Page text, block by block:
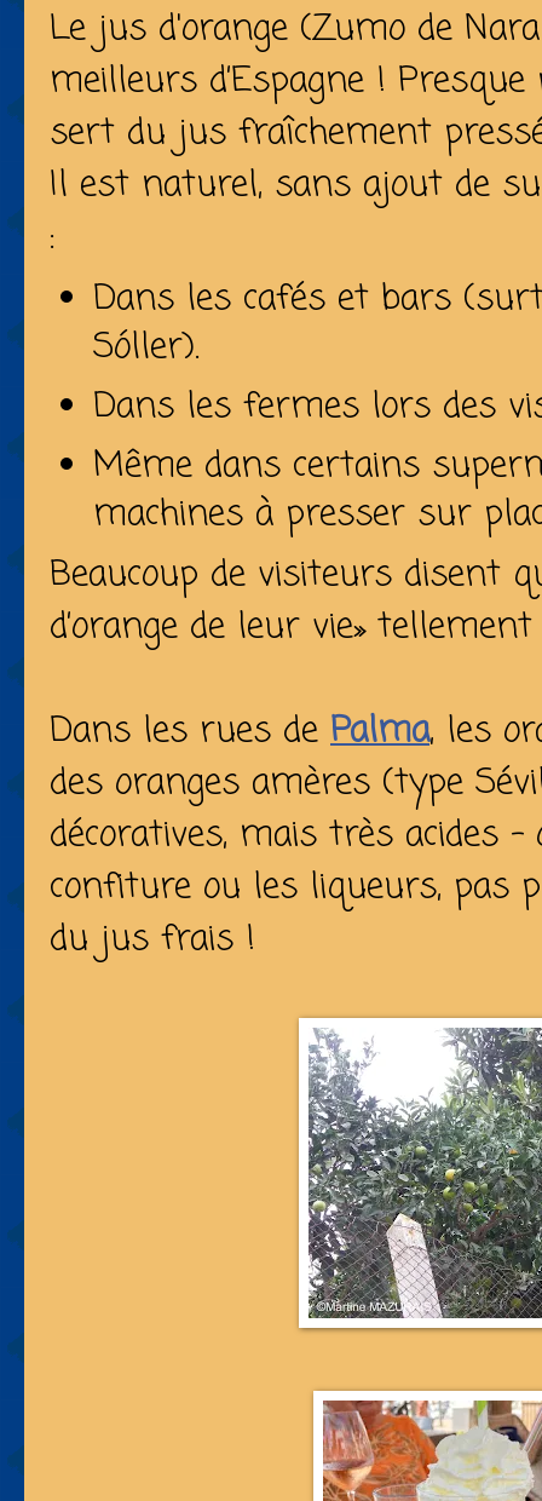
Le jus d'orange (Zumo de
meilleurs d’Espagne !
sert du jus fraîchement
Il est naturel, sans ajout de
:
Dans les cafés et bars
Sóller).
Dans les fermes lors des
Même dans certains
machines à presser sur
Beaucoup de visiteurs disent
d’orange de leur vie»
Dans les rues de Palma, les
des oranges amères (type
décoratives, mais très acides
confiture ou les liqueurs, pas
du jus frais !